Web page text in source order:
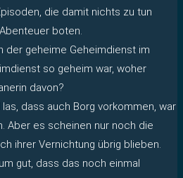
die damit nichts zu tun
boten.
der geheime Geheimdienst im
so geheim war, woher
davon?
dass auch Borg vorkommen, war
Aber es scheinen nur noch die
ihrer Vernichtung übrig blieben.
gut, dass das noch einmal